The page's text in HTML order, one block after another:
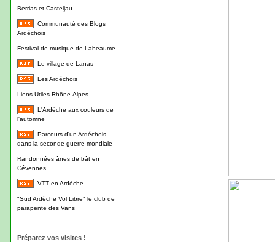
Berrias et Casteljau
Communauté des Blogs
Ardéchois
Festival de musique de Labeaume
Le village de Lanas
Les Ardéchois
Liens Utiles Rhône-Alpes
L'Ardèche aux couleurs de
l'automne
Parcours d'un Ardéchois
dans la seconde guerre mondiale
Randonnées ânes de bât en
Cévennes
VTT en Ardèche
"Sud Ardèche Vol Libre" le club de
parapente des Vans
Préparez vos visites !